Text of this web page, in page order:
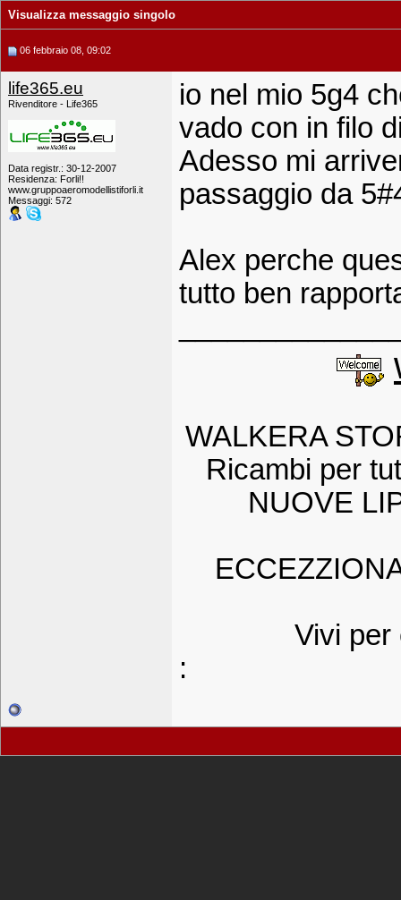
Visualizza messaggio singolo
06 febbraio 08, 09:02
life365.eu
Rivenditore - Life365
Data registr.: 30-12-2007
Residenza: Forli!!
www.gruppoaeromodellistiforli.it
Messaggi: 572
io nel mio 5g4
vado con in filo
Adesso mi
passaggio da
Alex perche
tutto ben
WALKERA
Ricambi per
NUOVE
Vivi per
: